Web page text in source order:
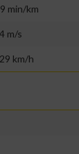
min/km
m/s
km/h